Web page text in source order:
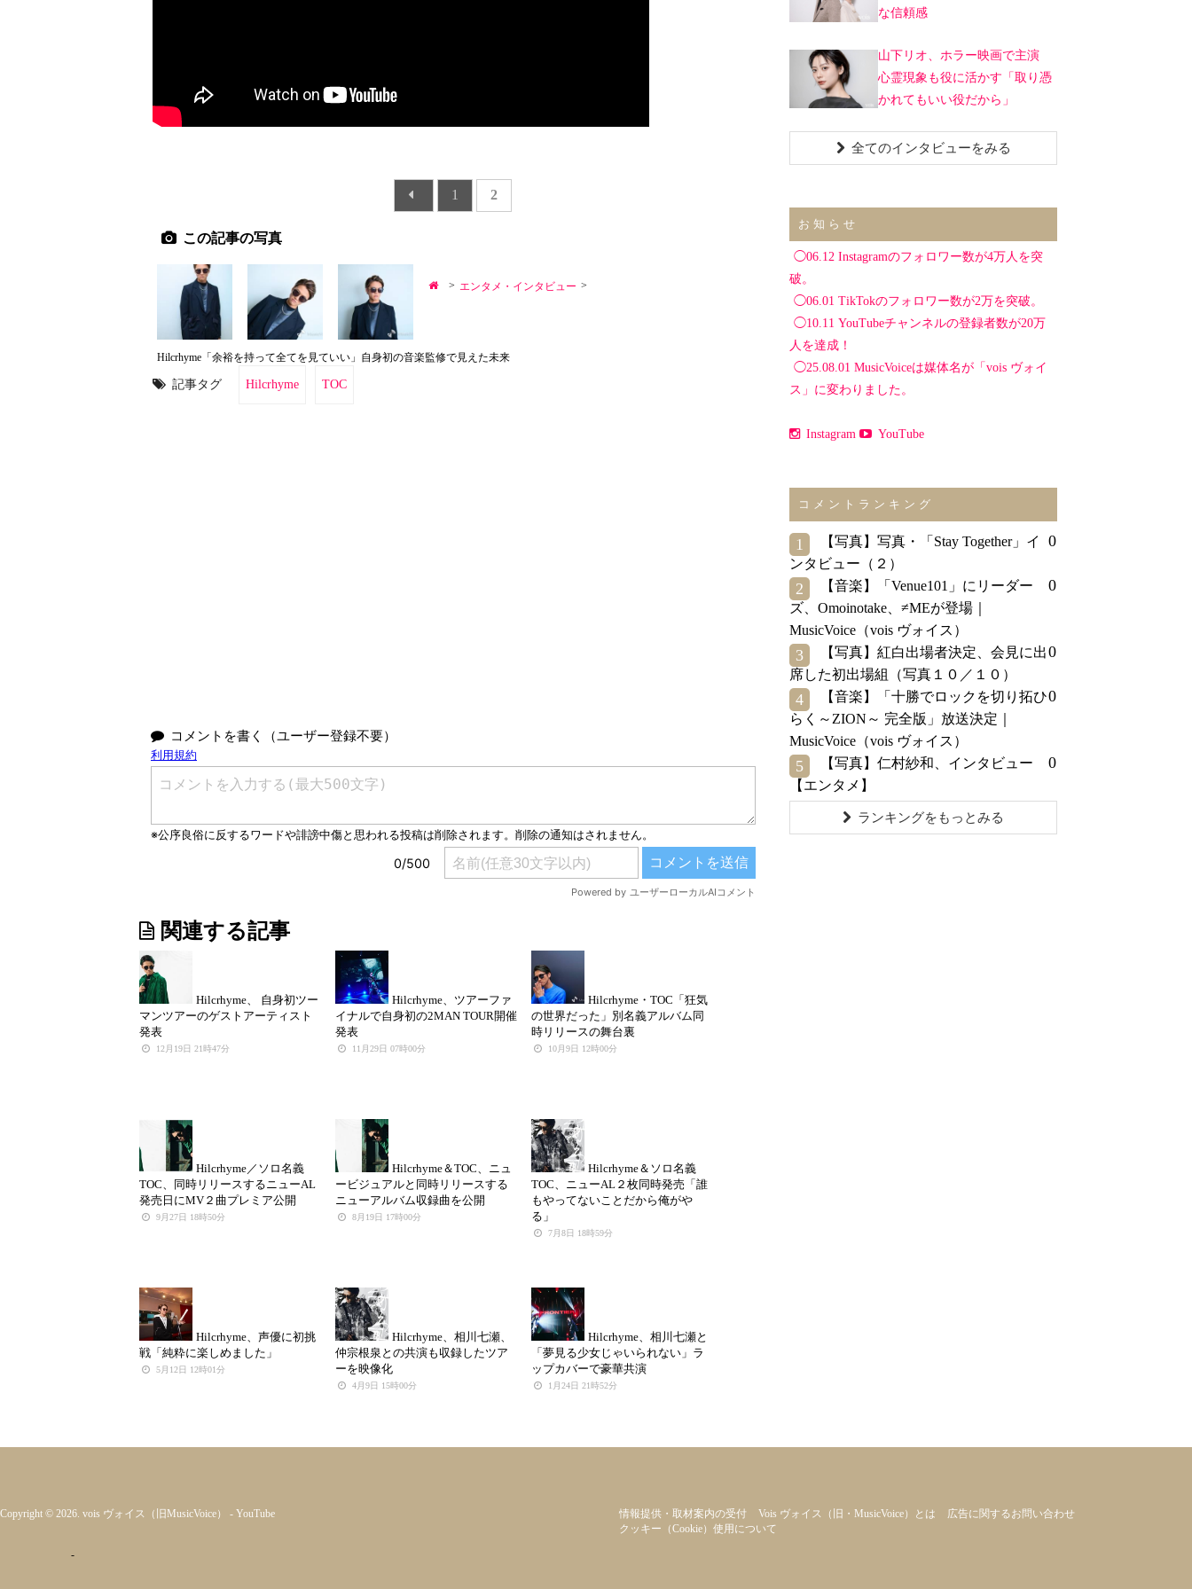
1 2
この記事の写真
> エンタメ・インタビュー >
Hilcrhyme「余裕を持って全てを見ていい」自身初の音楽監修で見えた未来
記事タグ Hilcrhyme TOC
コメントを書く（ユーザー登録不要）
関連する記事
Hilcrhyme、 自身初ツー
マンツアーのゲストアーティスト
発表
12月19日 21時47分
Hilcrhyme、ツアーファ
イナルで自身初の2MAN TOUR開催
発表
11月29日 07時00分
Hilcrhyme・TOC「狂気
の世界だった」別名義アルバム同
時リリースの舞台裏
10月9日 12時00分
Hilcrhyme／ソロ名義
TOC、同時リリースするニューAL
発売日にMV２曲プレミア公開
9月27日 18時50分
Hilcrhyme＆TOC、ニュ
ービジュアルと同時リリースする
ニューアルバム収録曲を公開
8月19日 17時00分
Hilcrhyme＆ソロ名義
TOC、ニューAL２枚同時発売「誰
もやってないことだから俺がや
る」
7月8日 18時59分
Hilcrhyme、声優に初挑
戦「純粋に楽しめました」
5月12日 12時01分
Hilcrhyme、相川七瀬、
仲宗根泉との共演も収録したツア
ーを映像化
4月9日 15時00分
Hilcrhyme、相川七瀬と
「夢見る少女じゃいられない」ラ
ップカバーで豪華共演
1月24日 21時52分
な信頼感
山下リオ、ホラー映画で主演
心霊現象も役に活かす「取り憑
かれてもいい役だから」
全てのインタビューをみる
お知らせ
◯06.12 Instagramのフォロワー数が4万人を突
破。
◯06.01 TikTokのフォロワー数が2万を突破。
◯10.11 YouTubeチャンネルの登録者数が20万
人を達成！
◯25.08.01 MusicVoiceは媒体名が「vois ヴォイ
ス」に変わりました。
Instagram YouTube
コメントランキング
1
【写真】写真・「Stay Together」イ
ンタビュー（２）
0
2
【音楽】「Venue101」にリーダー
ズ、Omoinotake、≠MEが登場｜
MusicVoice（vois ヴォイス）
0
3
【写真】紅白出場者決定、会見に出
席した初出場組（写真１０／１０）
0
4
【音楽】「十勝でロックを切り拓ひ
らく～ZION～ 完全版」放送決定｜
MusicVoice（vois ヴォイス）
0
5
【写真】仁村紗和、インタビュー
【エンタメ】
0
ランキングをもっとみる
Copyright © 2026. vois ヴォイス（旧MusicVoice） - YouTube 情報提供・取材案内の受付 Vois ヴォイス（旧・MusicVoice）とは
広告に関するお問い合わせ
クッキー（cookie）使用について
-